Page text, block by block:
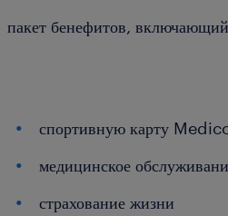
пакет бенефитов,
спортивную карту
медицинское
страхование жизни